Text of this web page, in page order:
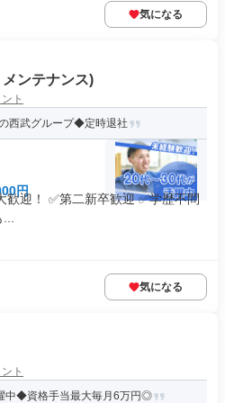
気になる
ンテナンス)
ト
西武グループ◆定時退社
円
歓迎！ ✅第二新卒歓迎 ✅学歴不問
気になる
ト
中◆資格手当最大毎月6万円◎